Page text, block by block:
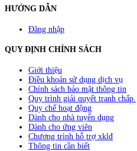
HƯỚNG DẪN
Đăng nhập
QUY ĐỊNH CHÍNH SÁCH
Giới thiệu
Điều khoản sử dụng dịch vụ
Chính sách bảo mật thông tin
Quy trình giải quyết tranh chấp.
Quy chế hoạt động
Dành cho nhà tuyển dụng
Dành cho ứng viên
Chương trình hỗ trợ xklđ
Thông tin cần biết